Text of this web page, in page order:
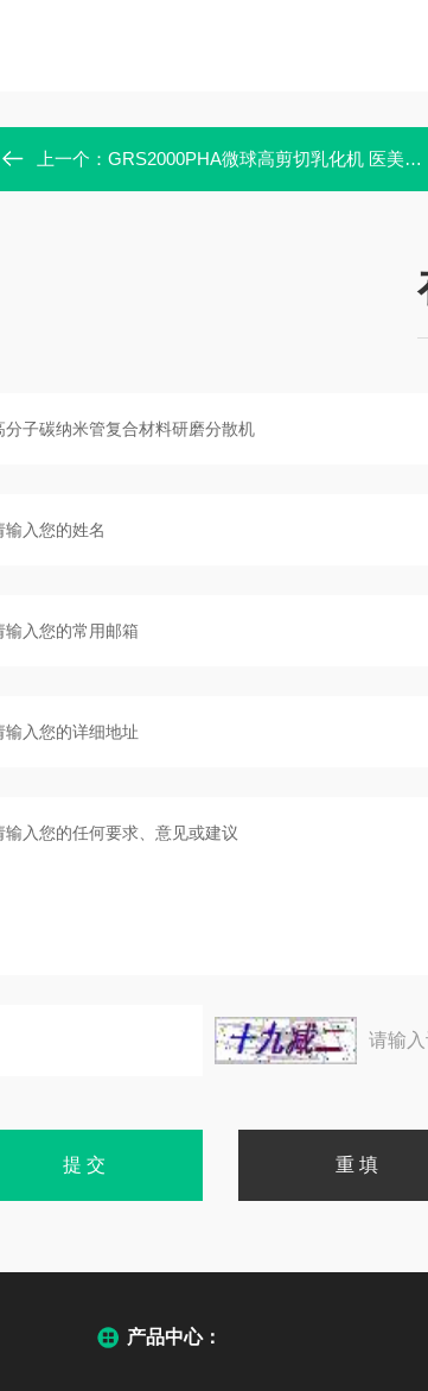
上一个： GRS2000PHA微球高剪切乳化机 医美专用
请输
产品中心：